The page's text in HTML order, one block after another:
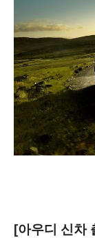
[아우디 신차